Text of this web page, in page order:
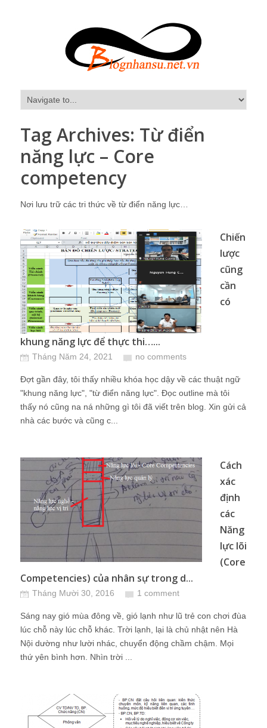
Tag Archives: Từ điển
năng lực – Core
competency
Nơi lưu trữ các tri thức về từ điển năng lực…
Chiến
lược
cũng
cần
có
khung năng lực để thực thi…...
Tháng Năm 24, 2021 no comments
Đợt gần đây, tôi thấy nhiều khóa học dậy về các thuật ngữ
"khung năng lực", "từ điển năng lực". Đọc outline mà tôi
thấy nó cũng na ná những gì tôi đã viết trên blog. Xin gửi cả
nhà các bước và cũng c...
Cách
xác
định
các
Năng
lực lõi
(Core
Competencies) của nhân sự trong d...
Tháng Mười 30, 2016 1 comment
Sáng nay gió mùa đông về, gió lạnh như lũ trẻ con chơi đùa
lúc chỗ này lúc chỗ khác. Trời lạnh, lại là chủ nhật nên Hà
Nội dường như lười nhác, chuyển động chầm chậm. Mọi
thứ yên bình hơn. Nhìn trời ...